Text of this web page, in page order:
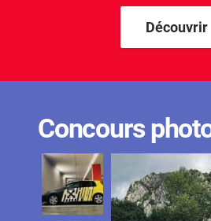
Découvrir
Concours